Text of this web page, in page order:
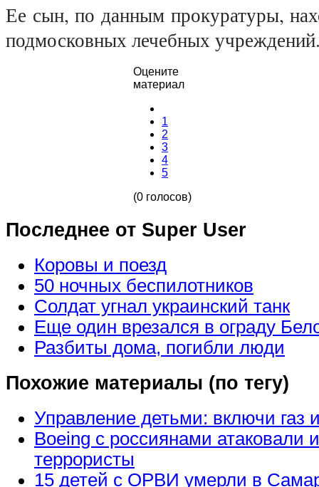
Ее сын, по данным прокуратуры,
подмосковных лечебных
Оцените
материал
1
2
3
4
5
(0 голосов)
Последнее от Super User
Коровы и поезд
50 ночных беспилотников
Солдат угнал украинский танк
Еще один врезался в ограду
Разбиты дома, погибли люди
Похожие материалы (по тегу)
Управление детьми: включи газ
Boeing с россиянами атаковали
террористы
15 детей с ОРВИ умерли в